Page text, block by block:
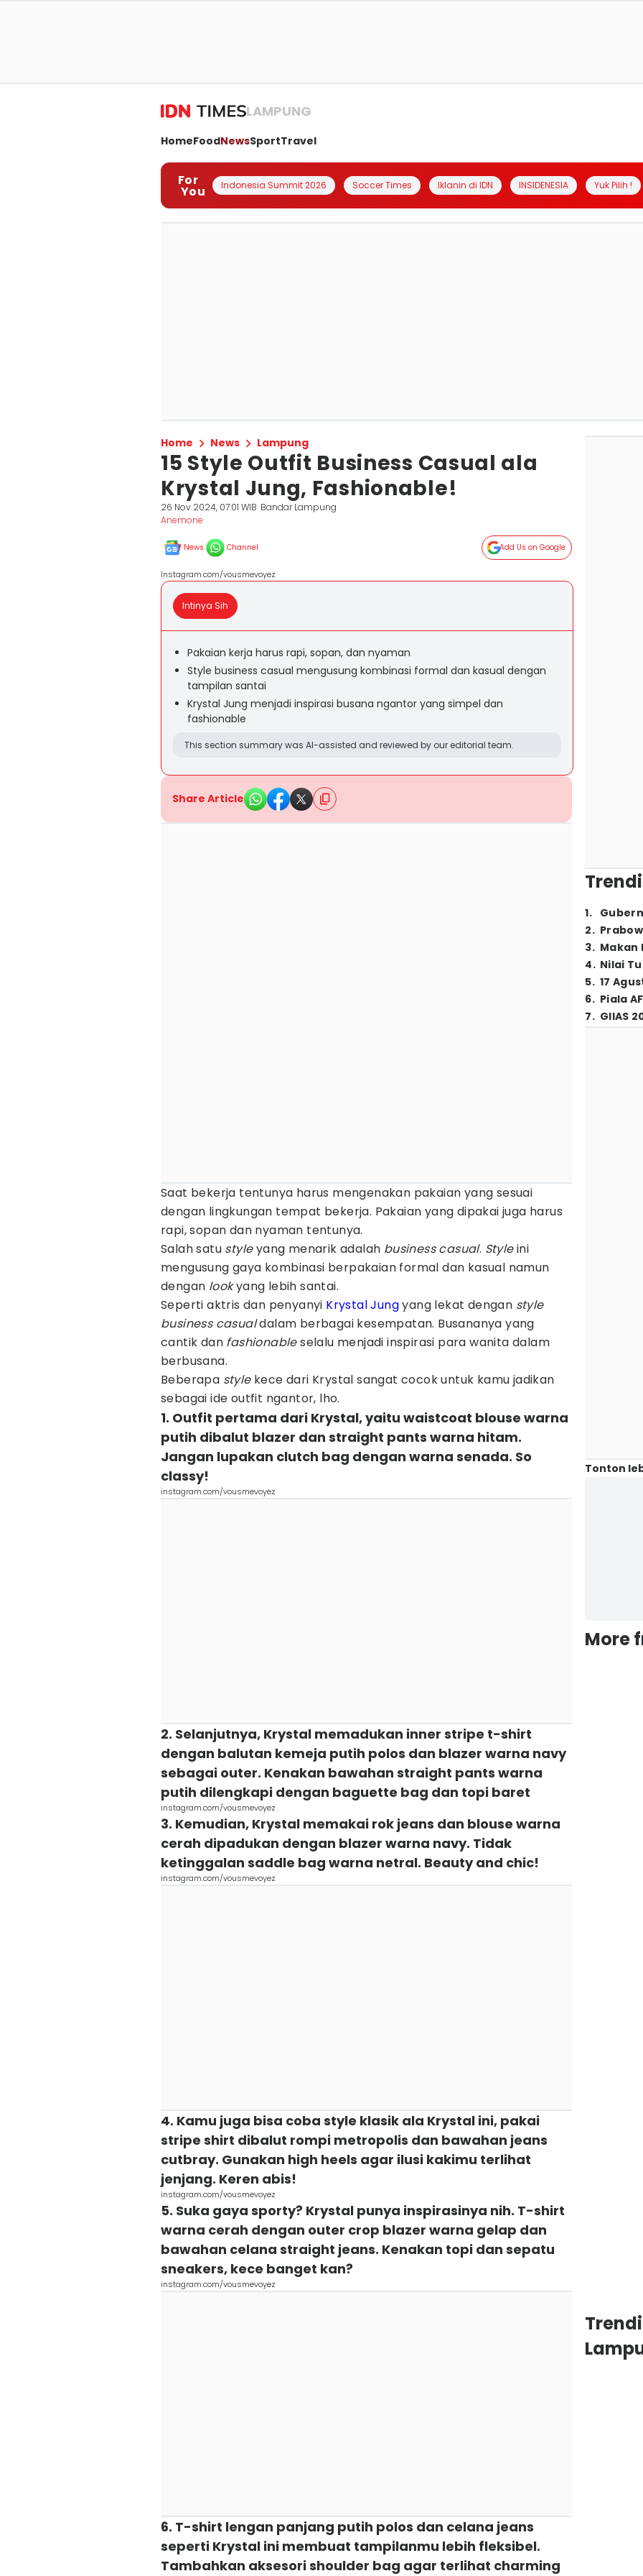
LAMPUNG
HomeFoodNewsSportTravel
For
You Indonesia Summit 2026 Soccer Times Iklanin di IDN INSIDENESIA Yuk Pilih !
Home News Lampung
15 Style Outfit Business Casual ala
Krystal Jung, Fashionable!
26 Nov 2024, 07:01 WIB Bandar Lampung
Anemone
News Channel Add Us on Google
Instagram.com/vousmevoyez
Intinya Sih
Pakaian kerja harus rapi, sopan, dan nyaman
Style business casual mengusung kombinasi formal dan kasual dengan
tampilan santai
Krystal Jung menjadi inspirasi busana ngantor yang simpel dan
fashionable
This section summary was AI-assisted and reviewed by our editorial team.
Share Article
Saat bekerja tentunya harus mengenakan pakaian yang sesuai
dengan lingkungan tempat bekerja. Pakaian yang dipakai juga harus
rapi, sopan dan nyaman tentunya.
Salah satu styleyang menarik adalah business casual. Styleini
mengusung gaya kombinasi berpakaian formal dan kasual namun
dengan lookyang lebih santai.
Seperti aktris dan penyanyi Krystal Jungyang lekat dengan style
business casualdalam berbagai kesempatan. Busananya yang
cantik dan fashionableselalu menjadi inspirasi para wanita dalam
berbusana.
Beberapa style kece dari Krystal sangat cocok untuk kamu jadikan
sebagai ide outfit ngantor, lho.
1. Outfit pertama dari Krystal, yaitu waistcoat blouse warna
putih dibalut blazer dan straight pants warna hitam.
Jangan lupakan clutch bag dengan warna senada. So
classy!
instagram.com/vousmevoyez
2. Selanjutnya, Krystal memadukan inner stripe t-shirt
dengan balutan kemeja putih polos dan blazer warna navy
sebagai outer. Kenakan bawahan straight pants warna
putih dilengkapi dengan baguette bag dan topi baret
instagram.com/vousmevoyez
3. Kemudian, Krystal memakai rok jeans dan blouse warna
cerah dipadukan dengan blazer warna navy. Tidak
ketinggalan saddle bag warna netral. Beauty and chic!
instagram.com/vousmevoyez
4. Kamu juga bisa coba style klasik ala Krystal ini, pakai
stripe shirt dibalut rompi metropolis dan bawahan jeans
cutbray. Gunakan high heels agar ilusi kakimu terlihat
jenjang. Keren abis!
instagram.com/vousmevoyez
5. Suka gaya sporty? Krystal punya inspirasinya nih. T-shirt
warna cerah dengan outer crop blazer warna gelap dan
bawahan celana straight jeans. Kenakan topi dan sepatu
sneakers, kece banget kan?
instagram.com/vousmevoyez
6. T-shirt lengan panjang putih polos dan celana jeans
seperti Krystal ini membuat tampilanmu lebih fleksibel.
Tambahkan aksesori shoulder bag agar terlihat charming
1.
2.
3. Makan
4. Nilai
5. 17
6. Piala
7. GIIAS
Tonton
More